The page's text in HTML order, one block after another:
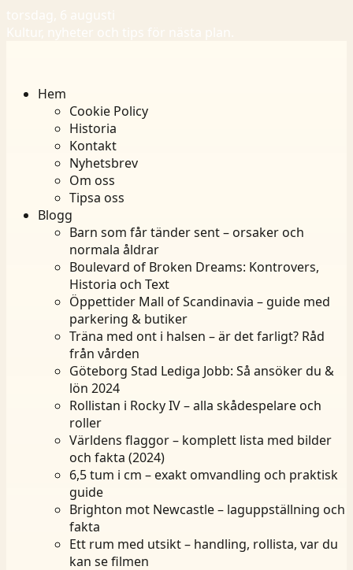
torsdag, 6 augusti
Kultur, nyheter och tips för nästa plan.
Hem
Cookie Policy
Historia
Kontakt
Nyhetsbrev
Om oss
Tipsa oss
Blogg
Barn som får tänder sent – orsaker och
normala åldrar
Boulevard of Broken Dreams: Kontrovers,
Historia och Text
Öppettider Mall of Scandinavia – guide med
parkering & butiker
Träna med ont i halsen – är det farligt? Råd
från vården
Göteborg Stad Lediga Jobb: Så ansöker du &
lön 2024
Rollistan i Rocky IV – alla skådespelare och
roller
Världens flaggor – komplett lista med bilder
och fakta (2024)
6,5 tum i cm – exakt omvandling och praktisk
guide
Brighton mot Newcastle – laguppställning och
fakta
Ett rum med utsikt – handling, rollista, var du
kan se filmen